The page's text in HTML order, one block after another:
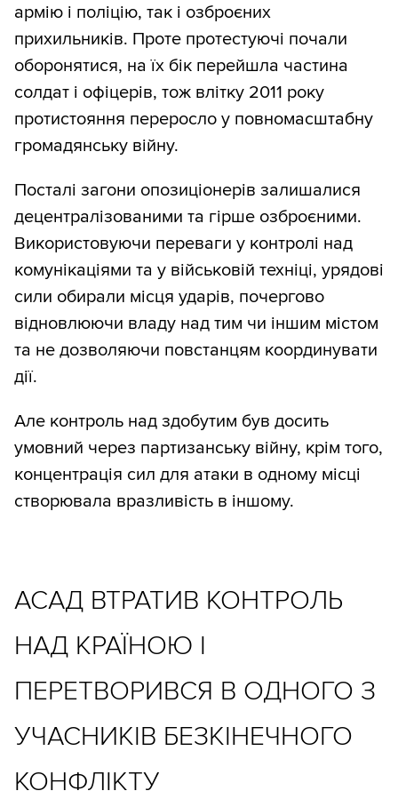
армію і поліцію, так і озброєних
прихильників. Проте протестуючі почали
оборонятися, на їх бік перейшла частина
солдат і офіцерів, тож влітку 2011 року
протистояння переросло у повномасштабну
громадянську війну.
Посталі загони опозиціонерів залишалися
децентралізованими та гірше озброєними.
Використовуючи переваги у контролі над
комунікаціями та у військовій техніці, урядові
сили обирали місця ударів, почергово
відновлюючи владу над тим чи іншим містом
та не дозволяючи повстанцям координувати
дії.
Але контроль над здобутим був досить
умовний через партизанську війну, крім того,
концентрація сил для атаки в одному місці
створювала вразливість в іншому.
АСАД ВТРАТИВ КОНТРОЛЬ
НАД КРАЇНОЮ І
ПЕРЕТВОРИВСЯ В ОДНОГО З
УЧАСНИКІВ БЕЗКІНЕЧНОГО
КОНФЛІКТУ